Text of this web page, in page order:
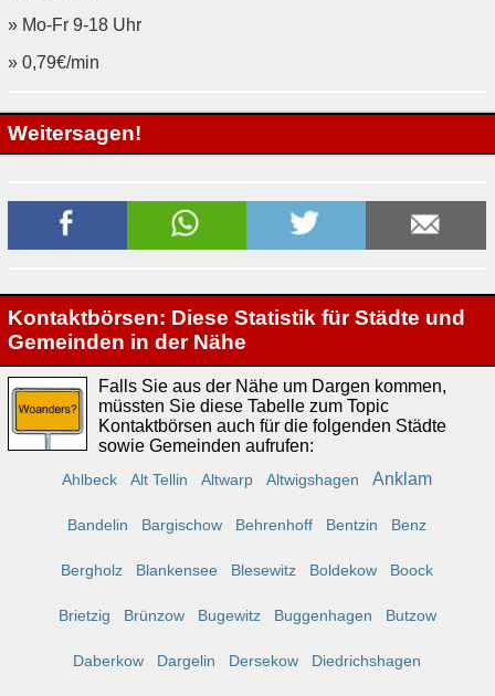
» Mo-Fr 9-18 Uhr
» 0,79€/min
Weitersagen!
Kontaktbörsen: Diese Statistik für Städte und
Gemeinden in der Nähe
Falls Sie aus der Nähe um Dargen kommen,
müssten Sie diese Tabelle zum Topic
Kontaktbörsen auch für die folgenden Städte
sowie Gemeinden aufrufen:
Ahlbeck Alt Tellin Altwarp Altwigshagen Anklam
Bandelin Bargischow Behrenhoff Bentzin Benz
Bergholz Blankensee Blesewitz Boldekow Boock
Brietzig Brünzow Bugewitz Buggenhagen Butzow
Daberkow Dargelin Dersekow Diedrichshagen